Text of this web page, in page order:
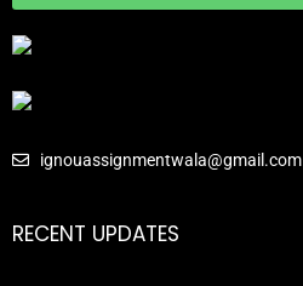
ignouassignmentwala@gmail.com
RECENT UPDATES